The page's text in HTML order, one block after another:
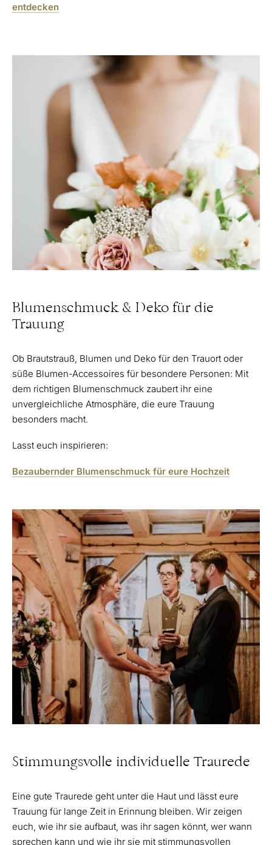
entdecken
Blumenschmuck & Deko für die
Trauung
Ob Brautstrauß, Blumen und Deko für den Trauort oder
süße Blumen-Accessoires für besondere Personen: Mit
dem richtigen Blumenschmuck zaubert ihr eine
unvergleichliche Atmosphäre, die eure Trauung
besonders macht.
Lasst euch inspirieren:
Bezaubernder Blumenschmuck für eure Hochzeit
Stimmungsvolle individuelle Traurede
Eine gute Traurede geht unter die Haut und lässt eure
Trauung für lange Zeit in Erinnung bleiben. Wir zeigen
euch, wie ihr sie aufbaut, was ihr sagen könnt, wer wann
sprechen kann und wie ihr sie mit stimmungsvollen